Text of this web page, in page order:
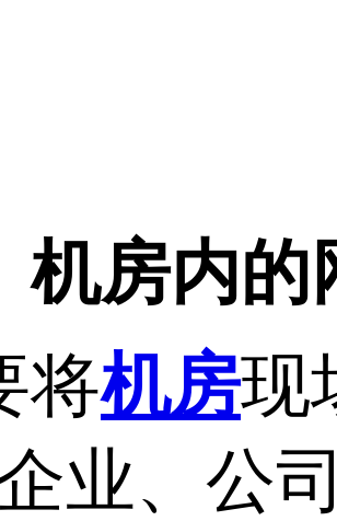
机房内的
将机房现
业、公